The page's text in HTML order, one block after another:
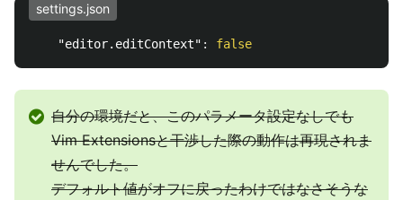
settings.json
"editor.editContext" : false
自分の環境だと、このパラメータ設定なしでも
Vim Extensionsと干渉した際の動作は再現されま
せんでした。
デフォルト値がオフに戻ったわけではなさそうな